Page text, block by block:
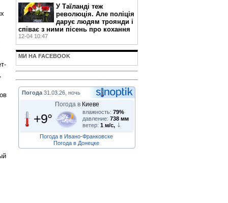
У Таїланді теж
революція. Але поліція
дарує людям троянди і
співає з ними пісень про кохання
12-04 10:47
МИ НА FACEBOOK
Погода 31.03.26, ночь
Погода в Киеве
+9° влажность: 79%
давление: 738 мм
ветер: 1 м/с,
Погода в Ивано-Франковске
Погода в Донецке